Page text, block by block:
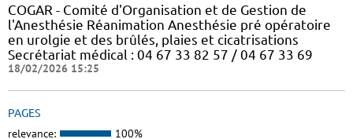
COGAR - Comité d'Organisation et de Gestion de
l'Anesthésie Réanimation Anesthésie pré opératoire
en urolgie et des brûlés, plaies et cicatrisations
Secrétariat médical : 04 67 33 82 57 / 04 67 33 69
18/02/2026 15:25
PAGES
relevance: 100%